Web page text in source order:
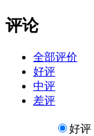
评论
全部评价
好评
中评
差评
好评